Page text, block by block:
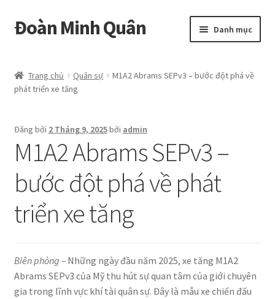
Đi
đến
hướng
Chuyển
đến
dung
Đoàn Minh Quân Danh mục
Curriculum Vitae
Cửa hàng
Hồ sơ năng lực
Liên hệ
Album
Trang chủ Quân sự
M1A2 Abrams SEPv3 – bước đột phá về
phát triển xe tăng
Đăng bởi 2 Tháng 9, 2025bởi admin
M1A2 Abrams SEPv3 –
bước đột phá về phát
triển xe tăng
Biên phòng – Những ngày đầu năm 2025, xe tăng M1A2
Abrams SEPv3 của Mỹ thu hút sự quan tâm của giới chuyên
gia trong lĩnh vực khí tài quân sự. Đây là mẫu xe chiến đấu